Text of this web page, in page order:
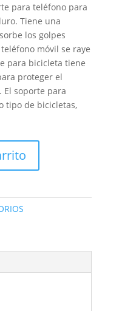
para teléfono para
Tiene una
los golpes
móvil se raye
para bicicleta tiene
proteger el
El soporte para
tipo de bicicletas,